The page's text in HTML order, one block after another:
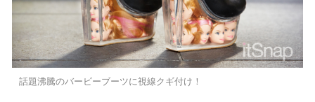
話題沸騰のバービーブーツに視線クギ付け！